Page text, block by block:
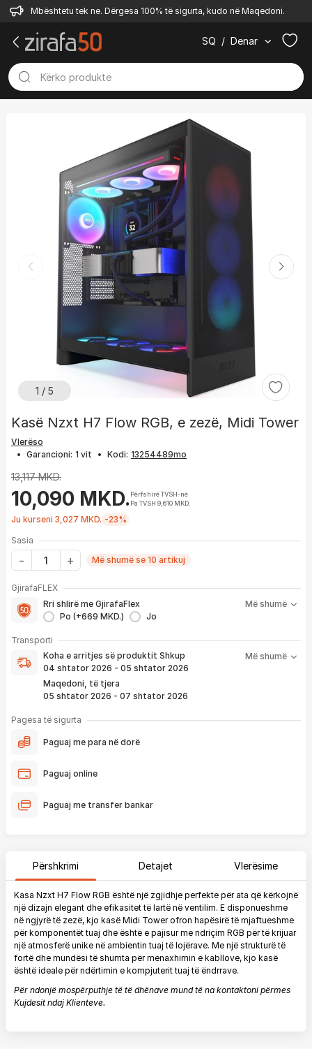
Mbështetu tek ne. Dërgesa 100% të sigurta, kudo në Maqedoni.
SQ / Denar
1 / 5
Kasë Nzxt H7 Flow RGB, e zezë, Midi Tower
Vlerëso
• Garancioni: 1 vit • Kodi:
13,117 MKD.
10,090 MKD.Përfshirë TVSH-në
Pa TVSH 9,610 MKD.
Ju kurseni 3,027 MKD. -23%
Sasia
Më shumë se 10 artikuj
GjirafaFLEX
Rri shlirë me GjirafaFlex
Po (+669 MKD.)
Jo
Më shumë
-Prioritet
1 viti nga blerja
- Kontakt brenda24 hpër servisim, zëvendësim apo kthim
pagesë
Transporti
Koha e arritjes së produktit Shkup
04 shtator 2026 - 05 shtator 2026
Maqedoni, të tjera
05 shtator 2026 - 07 shtator 2026
Më shumë
Koha e arritjes së produktit nënkupton periudhën prej kur
bëhet verifikimi i porosisë suaj, dhe njoftimit për verifikim
që ju e pranoni përmes email-it apo SMS-it.
Nëse porosia bëhet tani, produkti arrin sipas afatit kohor të
vendosur më lartë. Ju do të njoftoheni në vazhdimësi
përfshirë momentin kur produkti arrin në depon tonë, dhe
më lartë. Ju lusim të keni parasysh që festat ndërkombëtare ndikojnë që
liferimi të shtyhet për rreth 2 ditë.
Pagesa të sigurta
Paguaj me para në dorë
Paguaj online
Paguaj me transfer bankar
Përshkrimi Detajet Vlerësime
Kasa Nzxt H7 Flow RGB është një zgjidhje perfekte për ata që kërkojnë
një dizajn elegant dhe efikasitet të lartë në ventilim. E disponueshme
në ngjyrë të zezë, kjo kasë Midi Tower ofron hapësirë të mjaftueshme
për komponentët tuaj dhe është e pajisur me ndriçim RGB për të krijuar
një atmosferë unike në ambientin tuaj të lojërave. Me një strukturë të
fortë dhe mundësi të shumta për menaxhimin e kabllove, kjo kasë
është ideale për ndërtimin e kompjuterit tuaj të ëndrrave.
Për ndonjë mospërputhje të të dhënave mund të na kontaktoni përmes
Kujdesit ndaj Klienteve.